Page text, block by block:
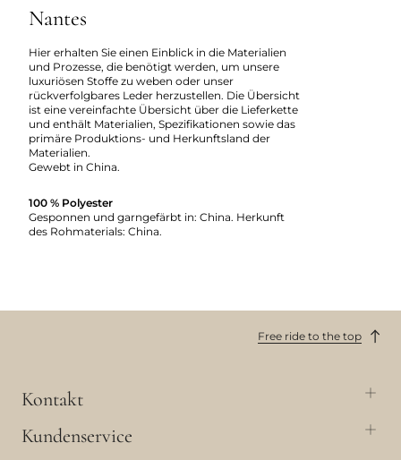
Nantes
Hier erhalten Sie einen Einblick in die Materialien
und Prozesse, die benötigt werden, um unsere
luxuriösen Stoffe zu weben oder unser
rückverfolgbares Leder herzustellen. Die Übersicht
ist eine vereinfachte Übersicht über die Lieferkette
und enthält Materialien, Spezifikationen sowie das
primäre Produktions- und Herkunftsland der
Materialien.
Gewebt in China.
100 % Polyester
Gesponnen und garngefärbt in: China. Herkunft
des Rohmaterials: China.
Free ride to the top
Kontakt
Kundenservice